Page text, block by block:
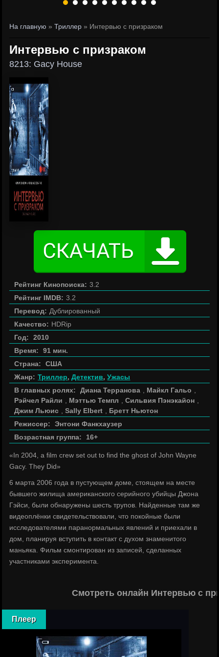
На главную »Триллер » Интервью с призраком
Интервью с призраком
8213: Gacy House
Рейтинг Кинопоиска: 3.2
Рейтинг IMDB: 3.2
Перевод: Дублированный
Качество: HDRip
Год:
2010
Время:
91 мин.
Страна:
США
Жанр: Триллер,Детектив,Ужасы
В главных ролях:
Диана Терранова Майкл Гальо
Рэйчел Райли
Мэттью Темпл ,Сильвия Пэнэкайон
Джим Льюис
,Sally Elbert
Бретт Ньютон
Режиссер:
Энтони Фанкхаузер
Возрастная группа:
16+
«In 2004, a film crew set out to find the ghost of John Wayne
Gacy. They Did»
6 марта 2006 года в пустующем доме, стоящем на месте
бывшего жилища американского серийного убийцы Джона
Гэйси, были обнаружены шесть трупов. Найденные там же
видеоплёнки свидетельствовали, что покойные были
исследователями паранормальных явлений и приехали в
дом, планируя вступить в контакт с духом знаменитого
маньяка. Фильм смонтирован из записей, сделанных
участниками эксперимента.
Смотреть онлайн Интервью с
Плеер